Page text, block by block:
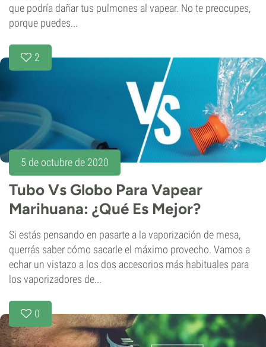
que podría dañar tus pulmones al vapear. No te preocupes,
porque puedes...
2
5 de octubre de 2020
Tubo Vs Globo Para Vapear
Marihuana: ¿Qué Es Mejor?
Si estás pensando en pasarte a la vaporización de mesa,
querrás saber cómo sacarle el máximo provecho. Vamos a
echar un vistazo a los dos accesorios más habituales para
los vaporizadores de...
0